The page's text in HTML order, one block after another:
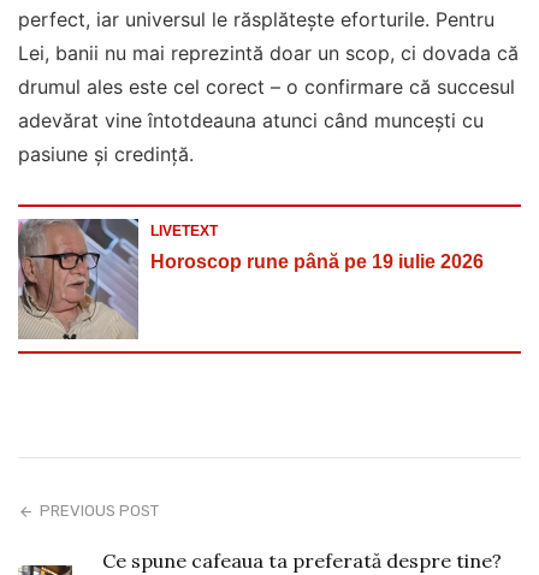
perfect, iar universul le răsplătește eforturile. Pentru
Lei, banii nu mai reprezintă doar un scop, ci dovada că
drumul ales este cel corect – o confirmare că succesul
adevărat vine întotdeauna atunci când muncești cu
pasiune și credință.
LIVETEXT
Horoscop rune până pe 19 iulie 2026
PREVIOUS POST
Ce spune cafeaua ta preferată despre tine?